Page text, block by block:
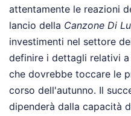
attentamente le reazioni
lancio della Canzone Di
investimenti nel settore
definire i dettagli relativi
che dovrebbe toccare le
corso dell'autunno. Il
dipenderà dalla capacità